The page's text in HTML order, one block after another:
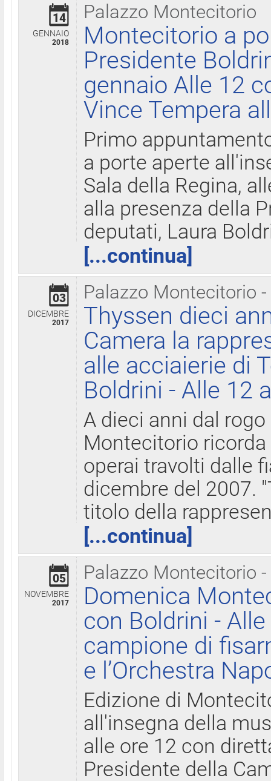
Palazzo Montecitorio
14
GENNAIO
2018
Montecitorio a
Presidente
gennaio Alle 12
Vince Tempera
Primo
a porte aperte
Sala della Regina,
alla presenza della
deputati, Laura
[...continua]
Palazzo Montecitorio
03
DICEMBRE
2017
Thyssen dieci
Camera la
alle acciaierie di
Boldrini - Alle 12
A dieci anni dal
Montecitorio
operai travolti dalle
dicembre del 2007.
titolo della
[...continua]
Palazzo Montecitorio
05
NOVEMBRE
2017
Domenica
con Boldrini -
campione di
e l’Orchestra
Edizione di
all'insegna della
alle ore 12 con
Presidente della